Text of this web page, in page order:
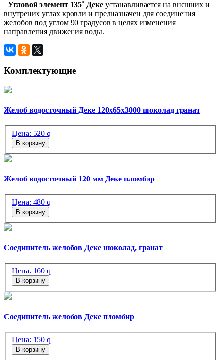
Угловой элемент 135˚ Деке устанавливается на внешних и
внутрених углах кровли и предназначен для соединения
желобов под углом 90 градусов в целях изменения
направления движения воды.
Комплектующие
Желоб водосточный Деке 120х65х3000 шоколад гранат
Цена: 520 q
В корзину
Желоб водосточный 120 мм Деке пломбир
Цена: 480 q
В корзину
Соединитель желобов Деке шоколад, гранат
Цена: 160 q
В корзину
Соединитель желобов Деке пломбир
Цена: 150 q
В корзину